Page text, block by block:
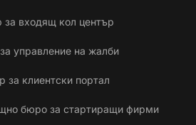
за входящ кол център
управление на жалби
за клиентски портал
бюро за стартиращи фирми